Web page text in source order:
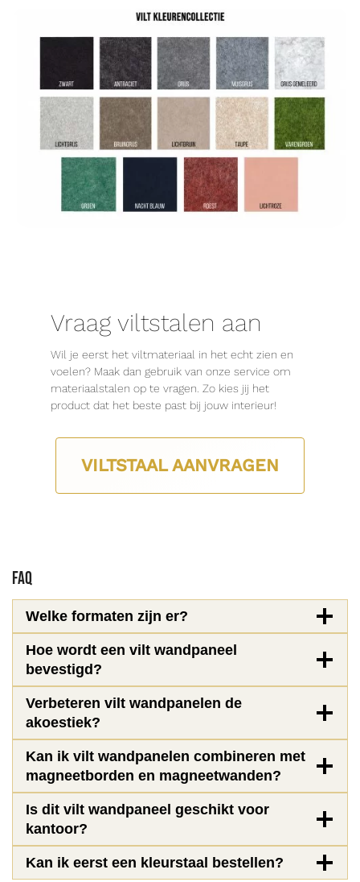
Vraag viltstalen aan
Wil je eerst het viltmateriaal in het echt zien en
voelen? Maak dan gebruik van onze service om
materiaalstalen op te vragen. Zo kies jij het
product dat het beste past bij jouw interieur!
VILTSTAAL AANVRAGEN
FAQ
Welke formaten zijn er?
Hoe wordt een vilt wandpaneel
bevestigd?
Verbeteren vilt wandpanelen de
akoestiek?
Kan ik vilt wandpanelen combineren met
magneetborden en magneetwanden?
Is dit vilt wandpaneel geschikt voor
kantoor?
Kan ik eerst een kleurstaal bestellen?